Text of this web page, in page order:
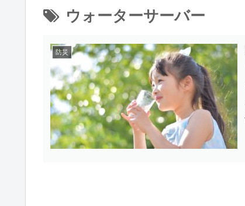
ウォーターサーバー
防災